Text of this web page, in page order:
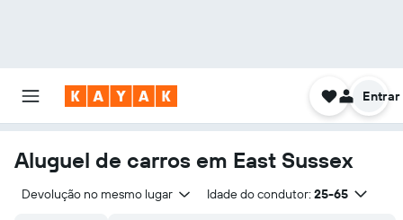
Entrar
Aluguel de carros em East Sussex
Devolução no mesmo lugar Idade do condutor: 25-65